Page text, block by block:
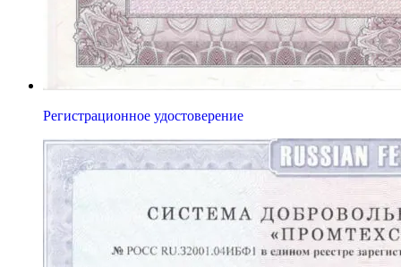
Регистрационное удостоверение